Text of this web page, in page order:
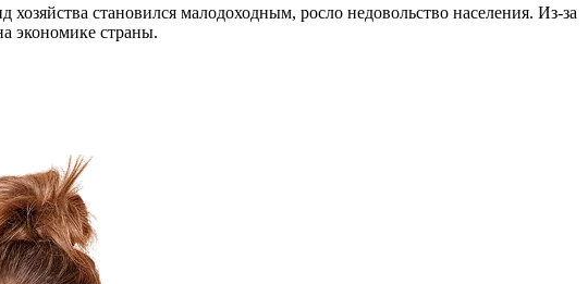
становился малодоходным, росло недовольство населения. Из-за
экономике страны.